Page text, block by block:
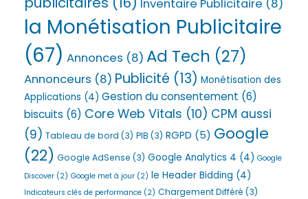
Inventaire Publicitaire (8)
la Monétisation Publicitaire
(67) Annonces (8) Ad Tech (27)
Annonceurs (8) Publicité (13) Monétisation des
Applications (4) Gestion du consentement (6)
biscuits (6) Core Web Vitals (10) CPM aussi
(9) Tableau de bord (3) PIB (3) RGPD (5) Google
(22) Google AdSense (3) Google Analytics 4 (4) Google
Discover (2) Google met à jour (2) le Header Bidding (4)
Indicateurs clés de performance (2) Chargement Différé (3)